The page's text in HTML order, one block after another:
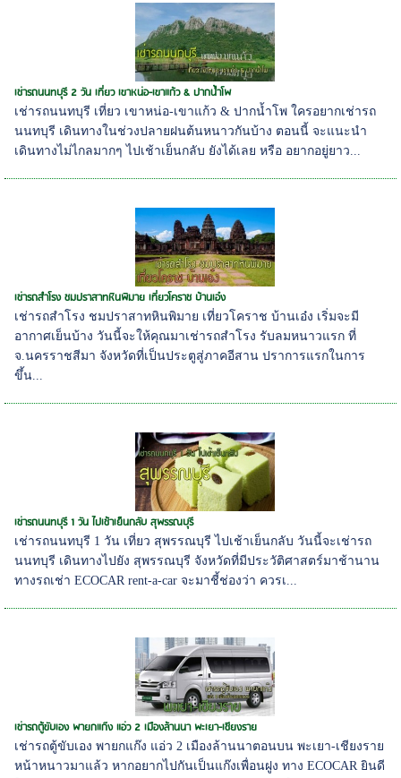
เช่ารถนนทบุรี 2 วัน เที่ยว เขาหน่อ-เขาแก้ว & ปากน้ำโพ
เช่ารถนนทบุรี เที่ยว เขาหน่อ-เขาแก้ว & ปากน้ำโพ ใครอยากเช่ารถ
นนทบุรี เดินทางในช่วงปลายฝนต้นหนาวกันบ้าง ตอนนี้ จะแนะนำ
เดินทางไม่ไกลมากๆ ไปเช้าเย็นกลับ ยังได้เลย หรือ อยากอยู่ยาว...
เช่ารถสำโรง ชมปราสาทหินพิมาย เที่ยวโคราช บ้านเอ๋ง
เช่ารถสำโรง ชมปราสาทหินพิมาย เที่ยวโคราช บ้านเอ๋ง เริ่มจะมี
อากาศเย็นบ้าง วันนี้จะให้คุณมาเช่ารถสำโรง รับลมหนาวแรก ที่
จ.นครราชสีมา จังหวัดที่เป็นประตูสู่ภาคอีสาน ปราการแรกในการ
ขึ้น...
เช่ารถนนทบุรี 1 วัน ไปเช้าเย็นกลับ สุพรรณบุรี
เช่ารถนนทบุรี 1 วัน เที่ยว สุพรรณบุรี ไปเช้าเย็นกลับ วันนี้จะเช่ารถ
นนทบุรี เดินทางไปยัง สุพรรณบุรี จังหวัดที่มีประวัติศาสตร์มาช้านาน
ทางรถเช่า ECOCAR rent-a-car จะมาชี้ช่องว่า ควรเ...
เช่ารถตู้ขับเอง พายกแก๊ง แอ่ว 2 เมืองล้านนา พะเยา-เชียงราย
เช่ารถตู้ขับเอง พายกแก๊ง แอ่ว 2 เมืองล้านนาตอนบน พะเยา-เชียงราย
หน้าหนาวมาแล้ว หากอยากไปกันเป็นแก๊งเพื่อนฝูง ทาง ECOCAR ยินดี